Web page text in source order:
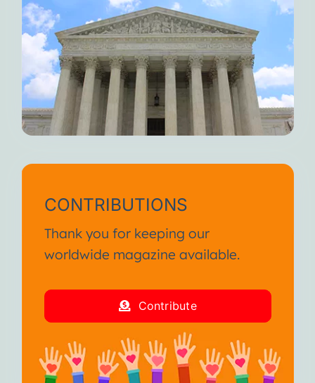
CONTRIBUTIONS
Thank you for keeping our
worldwide magazine available.
Contribute